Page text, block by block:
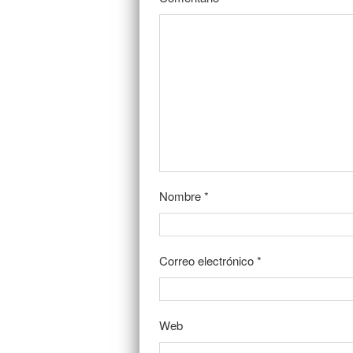
Nombre*
Correo electrónico*
Web